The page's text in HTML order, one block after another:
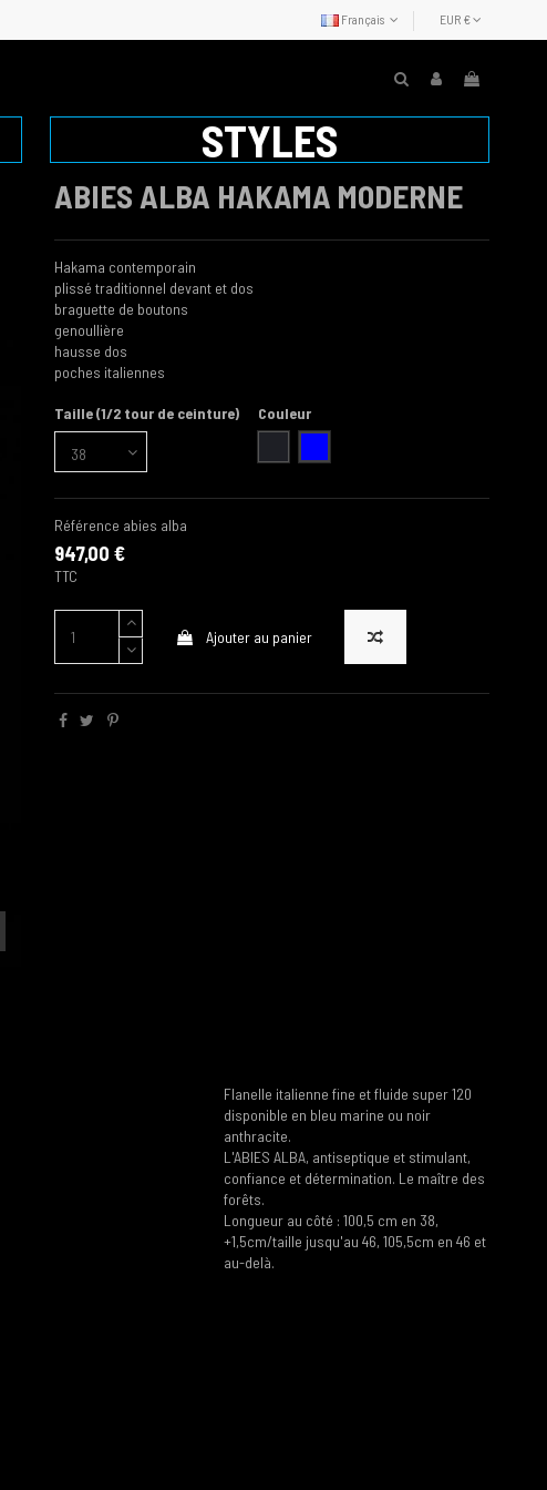
Français EUR €
STYLES
ABIES ALBA HAKAMA MODERNE
Hakama contemporain
plissé traditionnel devant et dos
braguette de boutons
genoullière
hausse dos
poches italiennes
Taille (1/2 tour de ceinture)
Couleur
Référence abies alba
947,00 €
TTC
Ajouter au panier
Flanelle italienne fine et fluide super 120
disponible en bleu marine ou noir
anthracite.
L'ABIES ALBA, antiseptique et stimulant,
confiance et détermination. Le maître des
forêts.
Longueur au côté : 100,5 cm en 38,
+1,5cm/taille jusqu'au 46, 105,5cm en 46 et
au-delà.